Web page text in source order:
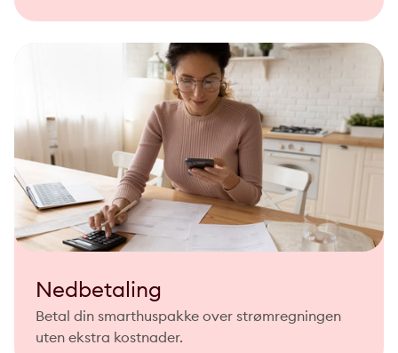
Nedbetaling
Betal din smarthuspakke over strømregningen
uten ekstra kostnader.